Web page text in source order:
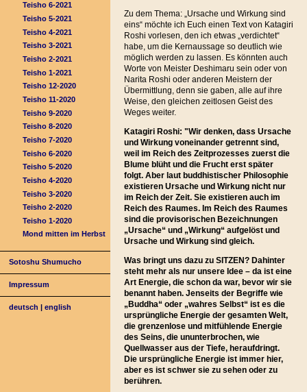
Teisho 6-2021
Teisho 5-2021
Teisho 4-2021
Teisho 3-2021
Teisho 2-2021
Teisho 1-2021
Teisho 12-2020
Teisho 11-2020
Teisho 9-2020
Teisho 8-2020
Teisho 7-2020
Teisho 6-2020
Teisho 5-2020
Teisho 4-2020
Teisho 3-2020
Teisho 2-2020
Teisho 1-2020
Mond mitten im Herbst
Sotoshu Shumucho
Impressum
deutsch |english
Zu dem Thema: „Ursache und Wirkung sind
eins“ möchte ich Euch einen Text von Katagiri
Roshi vorlesen, den ich etwas „verdichtet“
habe, um die Kernaussage so deutlich wie
möglich werden zu lassen. Es könnten auch
Worte von Meister Deshimaru sein oder von
Narita Roshi oder anderen Meistern der
Übermittlung, denn sie gaben, alle auf ihre
Weise, den gleichen zeitlosen Geist des
Weges weiter.
Katagiri Roshi: "Wir denken, dass Ursache
und Wirkung voneinander getrennt sind,
weil im Reich des Zeitprozesses zuerst die
Blume blüht und die Frucht erst später
folgt. Aber laut buddhistischer Philosophie
existieren Ursache und Wirkung nicht nur
im Reich der Zeit. Sie existieren auch im
Reich des Raumes. Im Reich des Raumes
sind die provisorischen Bezeichnungen
„Ursache“ und „Wirkung“ aufgelöst und
Ursache und Wirkung sind gleich.
Was bringt uns dazu zu SITZEN? Dahinter
steht mehr als nur unsere Idee – da ist eine
Art Energie, die schon da war, bevor wir sie
benannt haben. Jenseits der Begriffe wie
„Buddha“ oder „wahres Selbst“ ist es die
ursprüngliche Energie der gesamten Welt,
die grenzenlose und mitfühlende Energie
des Seins, die ununterbrochen, wie
Quellwasser aus der Tiefe, heraufdringt.
Die ursprüngliche Energie ist immer hier,
aber es ist schwer sie zu sehen oder zu
berühren.